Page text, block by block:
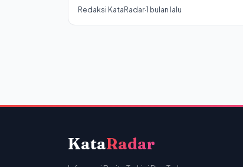
Redaksi KataRadar·1 bulan lalu
KataRadar